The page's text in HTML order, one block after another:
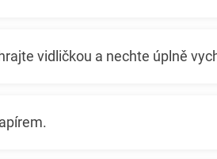
vidličkou a nechte úplně